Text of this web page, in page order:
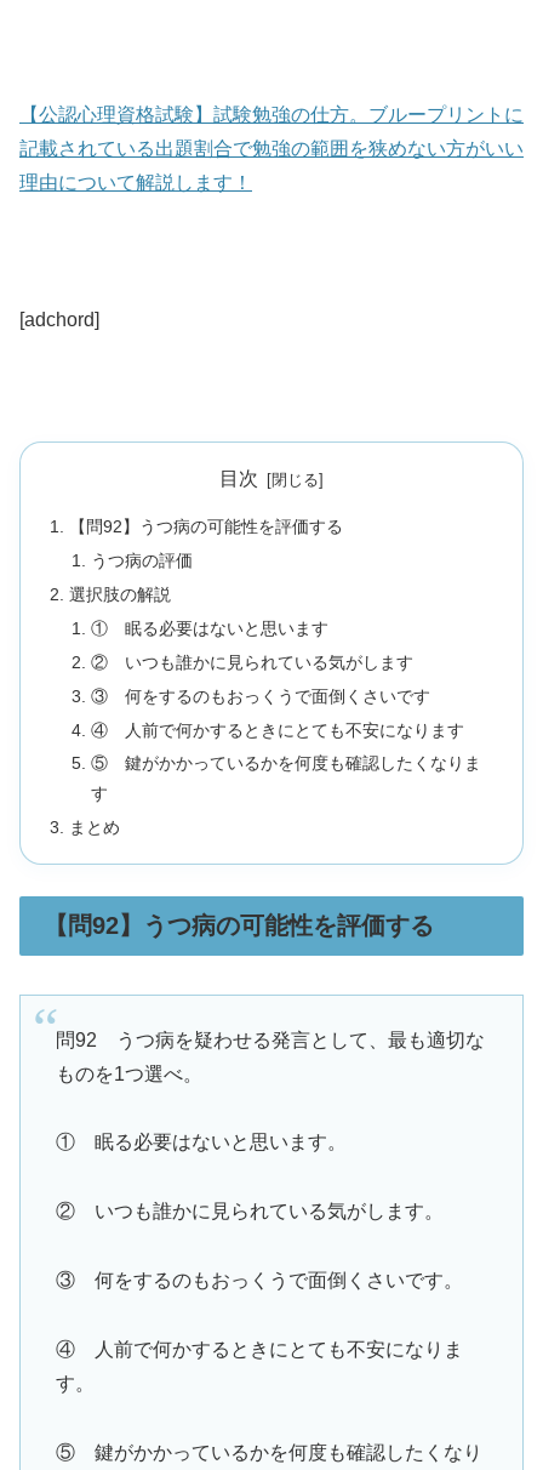
【公認心理資格試験】試験勉強の仕方。ブループリントに
記載されている出題割合で勉強の範囲を狭めない方がいい
理由について解説します！
[adchord]
目次
【問92】うつ病の可能性を評価する
うつ病の評価
選択肢の解説
① 眠る必要はないと思います
② いつも誰かに見られている気がします
③ 何をするのもおっくうで面倒くさいです
④ 人前で何かするときにとても不安になります
⑤ 鍵がかかっているかを何度も確認したくなりま
す
まとめ
【問92】うつ病の可能性を評価する
問92 うつ病を疑わせる発言として、最も適切な
ものを1つ選べ。
① 眠る必要はないと思います。
② いつも誰かに見られている気がします。
③ 何をするのもおっくうで面倒くさいです。
④ 人前で何かするときにとても不安になりま
す。
⑤ 鍵がかかっているかを何度も確認したくなり